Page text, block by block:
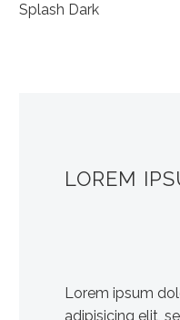
Splash Dark
LOREM
Lorem ipsum
adipisicing elit,